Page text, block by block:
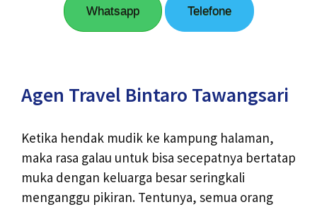
Whatsapp Telefone
Agen Travel Bintaro Tawangsari
Ketika hendak mudik ke kampung halaman,
maka rasa galau untuk bisa secepatnya bertatap
muka dengan keluarga besar seringkali
menganggu pikiran. Tentunya, semua orang